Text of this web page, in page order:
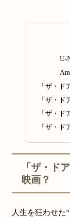
U-
「ザ・ド
「ザ・ド
「ザ・ド
「ザ・
「ザ・ド
映画？
人生を狂わせた